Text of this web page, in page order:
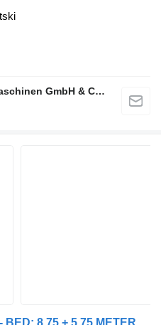
alga Nutzfahrzeug- und Baumaschinen GmbH & Co. KG
8,75 + 5,75 METER